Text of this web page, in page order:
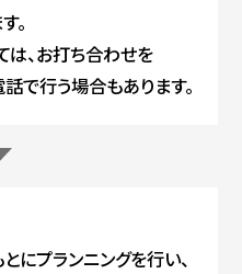
。
は、お打ち合わせを
で行う場合もあります。
にプランニングを行い、